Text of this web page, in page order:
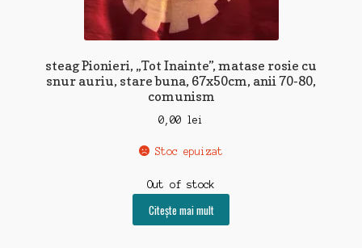
steag Pionieri, „Tot Inainte”, matase rosie cu
snur auriu, stare buna, 67x50cm, anii 70-80,
comunism
0,00 lei
Stoc epuizat
Out of stock
Citește mai mult